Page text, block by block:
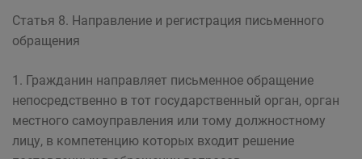
Статья 8. Направление и регистрация письменного
обращения
1. Гражданин направляет письменное обращение
непосредственно в тот государственный орган, орган
местного самоуправления или тому должностному
лицу, в компетенцию которых входит решение